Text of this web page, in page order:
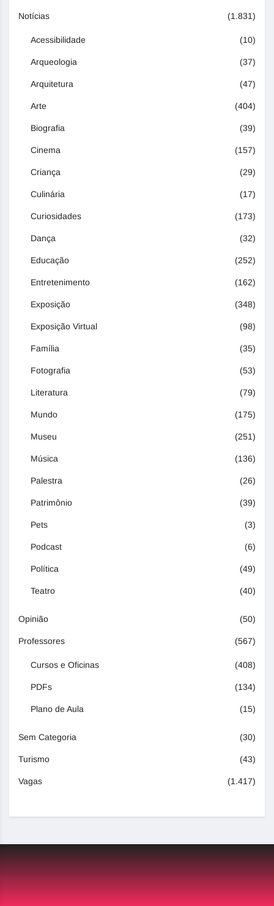
Notícias (1.831)
Acessibilidade (10)
Arqueologia (37)
Arquitetura (47)
Arte (404)
Biografia (39)
Cinema (157)
Criança (29)
Culinária (17)
Curiosidades (173)
Dança (32)
Educação (252)
Entretenimento (162)
Exposição (348)
Exposição Virtual (98)
Família (35)
Fotografia (53)
Literatura (79)
Mundo (175)
Museu (251)
Música (136)
Palestra (26)
Patrimônio (39)
Pets (3)
Podcast (6)
Política (49)
Teatro (40)
Opinião (50)
Professores (567)
Cursos e Oficinas (408)
PDFs (134)
Plano de Aula (15)
Sem Categoria (30)
Turismo (43)
Vagas (1.417)